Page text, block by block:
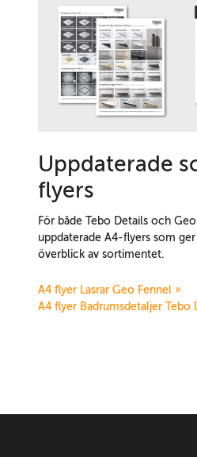
Uppdaterade
flyers
För både Tebo Details och
uppdaterade A4-flyers som
överblick av sortimentet.
A4 flyer Lasrar Geo Fennel »
A4 flyer Badrumsdetaljer Tebo